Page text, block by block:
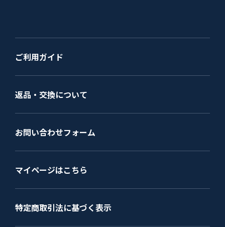
ご利用ガイド
返品・交換について
お問い合わせフォーム
マイページはこちら
特定商取引法に基づく表示